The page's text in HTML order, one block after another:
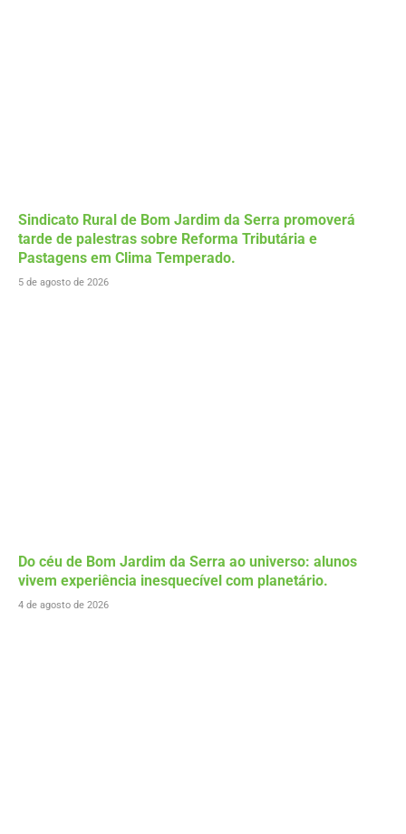
Sindicato Rural de Bom Jardim da Serra promoverá
tarde de palestras sobre Reforma Tributária e
Pastagens em Clima Temperado.
5 de agosto de 2026
Do céu de Bom Jardim da Serra ao universo: alunos
vivem experiência inesquecível com planetário.
4 de agosto de 2026